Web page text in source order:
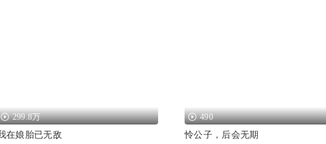
299.8万
在娘胎已无敌
490
怜公子，后会无期